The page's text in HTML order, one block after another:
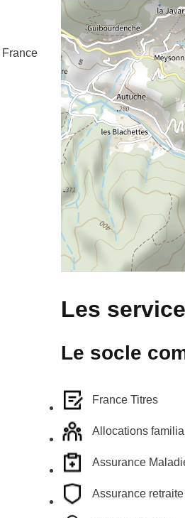
France
Les
Le socle
France Titres
Allocations
Assurance
Assurance retraite